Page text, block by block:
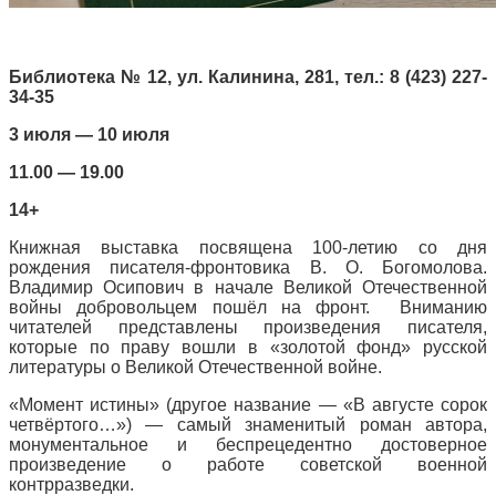
Библиотека № 12, ул. Калинина, 281, тел.: 8 (423) 227-
34-35
3 июля — 10 июля
11.00 — 19.00
14+
Книжная выставка посвящена 100-летию со дня
рождения писателя-фронтовика В. О. Богомолова.
Владимир Осипович в начале Великой Отечественной
войны добровольцем пошёл на фронт. Вниманию
читателей представлены произведения писателя,
которые по праву вошли в «золотой фонд» русской
литературы о Великой Отечественной войне.
«Момент истины» (другое название — «В августе сорок
четвёртого…») — самый знаменитый роман автора,
монументальное и беспрецедентно достоверное
произведение о работе советской военной
контрразведки.